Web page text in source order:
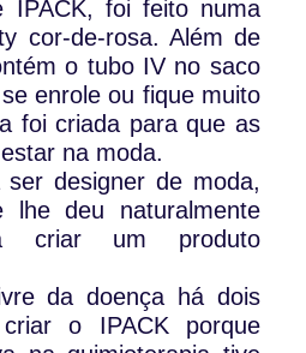
IPACK, foi feito numa
cor-de-rosa. Além de
o tubo IV no saco
enrole ou fique muito
foi criada para que as
na moda.
designer de moda,
lhe deu naturalmente
criar um produto
da doença há dois
o IPACK porque